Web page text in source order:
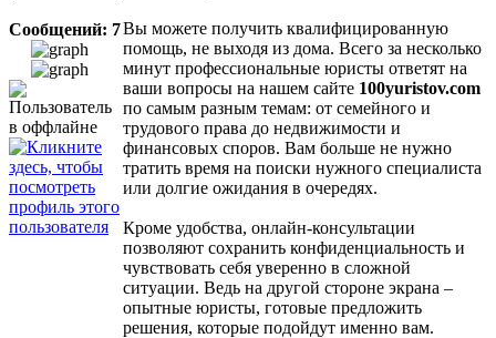
Сообщений: 7Вы можете получить квалифицированную
помощь, не выходя из дома. Всего за несколько
минут профессиональные юристы ответят на
ваши вопросы на нашем сайте 100yuristov.com
по самым разным темам: от семейного и
трудового права до недвижимости и
финансовых споров. Вам больше не нужно
тратить время на поиски нужного специалиста
или долгие ожидания в очередях.
Кроме удобства, онлайн-консультации
позволяют сохранить конфиденциальность и
чувствовать себя уверенно в сложной
ситуации. Ведь на другой стороне экрана –
опытные юристы, готовые предложить
решения, которые подойдут именно вам.